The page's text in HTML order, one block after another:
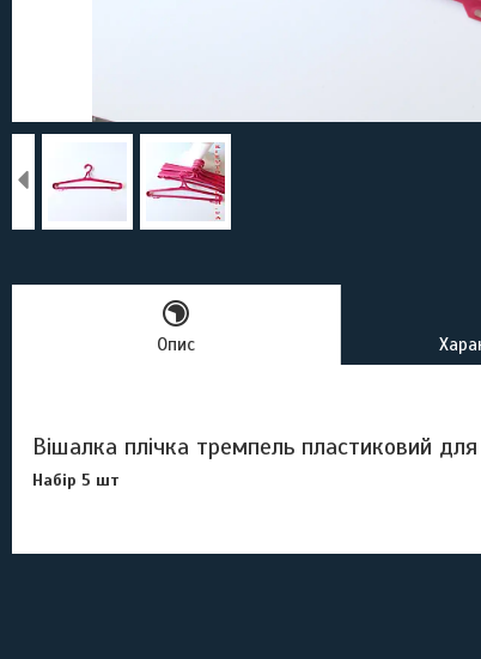
Опис
Вішалка плічка тремпель пластиковий
Набір 5 шт